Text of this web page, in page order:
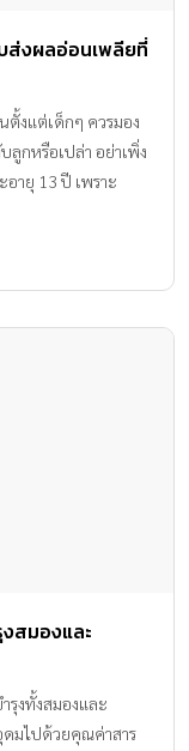
ส่งผลอ่อนเพลียที่
งแต่เด็กๆ ควรมอง
กหรือเปล่า อย่าเพิ่ง
ายุ 13 ปี เพราะ
สมองและ
รุงทั้งสมองและ
ดมไปด้วยคุณค่าสาร